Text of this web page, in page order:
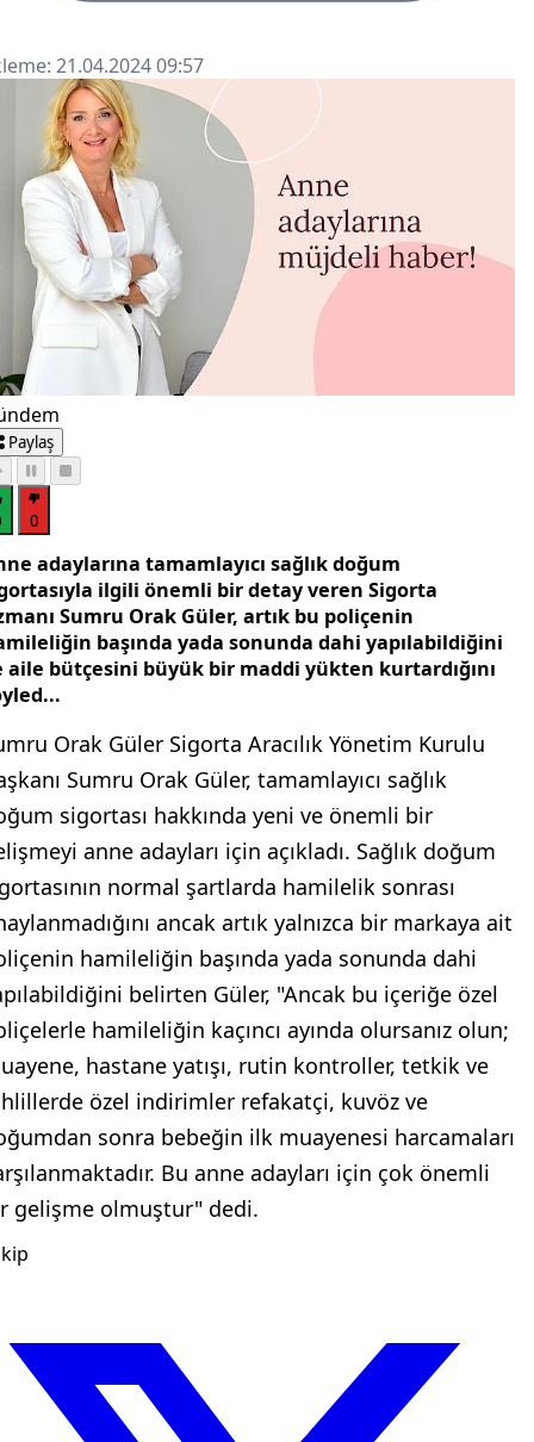
21.04.2024 09:57
Paylaş
0
adaylarına tamamlayıcı sağlık doğum
ilgili önemli bir detay veren Sigorta
Sumru Orak Güler, artık bu poliçenin
başında yada sonunda dahi yapılabildiğini
aile bütçesini büyük bir maddi yükten kurtardığını
Orak Güler Sigorta Aracılık Yönetim Kurulu
Sumru Orak Güler, tamamlayıcı sağlık
sigortası hakkında yeni ve önemli bir
anne adayları için açıkladı. Sağlık doğum
normal şartlarda hamilelik sonrası
ancak artık yalnızca bir markaya ait
hamileliğin başında yada sonunda dahi
belirten Güler, "Ancak bu içeriğe özel
hamileliğin kaçıncı ayında olursanız olun;
hastane yatışı, rutin kontroller, tetkik ve
özel indirimler refakatçi, kuvöz ve
sonra bebeğin ilk muayenesi harcamaları
Bu anne adayları için çok önemli
gelişme olmuştur" dedi.